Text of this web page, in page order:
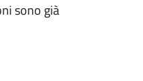
sono già